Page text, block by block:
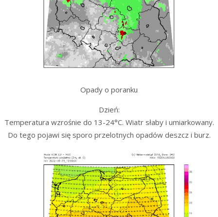
Opady o poranku
Dzień:
Temperatura wzrośnie do 13-24°C. Wiatr słaby i umiarkowany.
Do tego pojawi się sporo przelotnych opadów deszcz i burz.